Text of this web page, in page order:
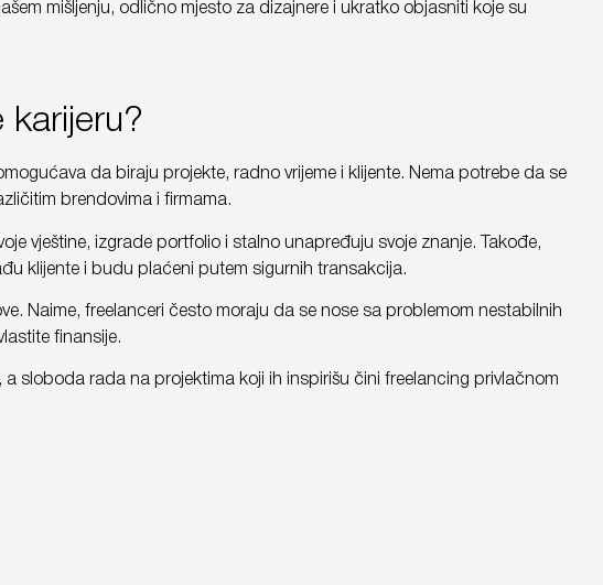
mišljenju, odlično mjesto za dizajnere i ukratko objasniti koje su
karijeru?
da biraju projekte, radno vrijeme i klijente. Nema potrebe da se
brendovima i firmama.
vještine, izgrade portfolio i stalno unapređuju svoje znanje. Takođe,
klijente i budu plaćeni putem sigurnih transakcija.
Naime, freelanceri često moraju da se nose sa problemom nestabilnih
finansije.
sloboda rada na projektima koji ih inspirišu čini freelancing privlačnom